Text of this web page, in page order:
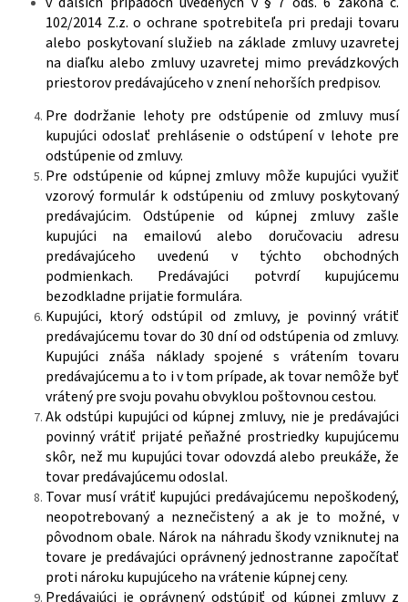
102/2014 Z.z. o ochrane spotrebiteľa pri predaji tovaru
alebo poskytovaní služieb na základe zmluvy uzavretej
na diaľku alebo zmluvy uzavretej mimo prevádzkových
priestorov predávajúceho v znení nehorších predpisov.
Pre dodržanie lehoty pre odstúpenie od zmluvy musí
kupujúci odoslať prehlásenie o odstúpení v lehote pre
odstúpenie od zmluvy.
Pre odstúpenie od kúpnej zmluvy môže kupujúci využiť
vzorový formulár k odstúpeniu od zmluvy poskytovaný
predávajúcim. Odstúpenie od kúpnej zmluvy zašle
kupujúci na emailovú alebo doručovaciu adresu
predávajúceho uvedenú v týchto obchodných
podmienkach. Predávajúci potvrdí kupujúcemu
bezodkladne prijatie formulára.
Kupujúci, ktorý odstúpil od zmluvy, je povinný vrátiť
predávajúcemu tovar do 30 dní od odstúpenia od zmluvy.
Kupujúci znáša náklady spojené s vrátením tovaru
predávajúcemu a to i v tom prípade, ak tovar nemôže byť
vrátený pre svoju povahu obvyklou poštovnou cestou.
Ak odstúpi kupujúci od kúpnej zmluvy, nie je predávajúci
povinný vrátiť prijaté peňažné prostriedky kupujúcemu
skôr, než mu kupujúci tovar odovzdá alebo preukáže, že
tovar predávajúcemu odoslal.
Tovar musí vrátiť kupujúci predávajúcemu nepoškodený,
neopotrebovaný a neznečistený a ak je to možné, v
pôvodnom obale. Nárok na náhradu škody vzniknutej na
tovare je predávajúci oprávnený jednostranne započítať
proti nároku kupujúceho na vrátenie kúpnej ceny.
Predávajúci je oprávnený odstúpiť od kúpnej zmluvy z